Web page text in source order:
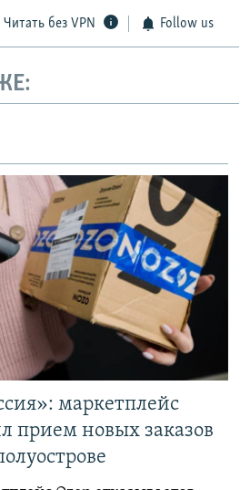
Читать без VPN Follow us
маркетплейс
прием новых заказов